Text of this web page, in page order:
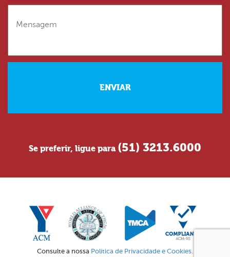
Se preferir, ligue para (51) 3213.6000
Consulte a nossa Política de Privacidade e Cookies.